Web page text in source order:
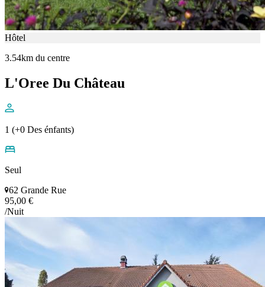
Hôtel
3.54km du centre
L'Oree Du Château
1 (+0 Des énfants)
Seul
62 Grande Rue
95,00 €
/Nuit